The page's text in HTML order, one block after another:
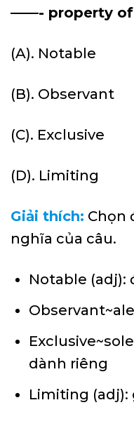
——- property of
(A). Notable
(B). Observant
(C). Exclusive
(D). Limiting
Giải thích: Chọn
nghĩa của câu.
Notable (adj):
dành riêng
Limiting (adj):